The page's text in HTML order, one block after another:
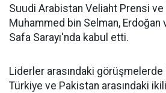
Suudi Arabistan Veliaht Prensi ve
Muhammed bin Selman,
Safa Sarayı'nda kabul etti.
Liderler arasındaki
Türkiye ve Pakistan arasındaki